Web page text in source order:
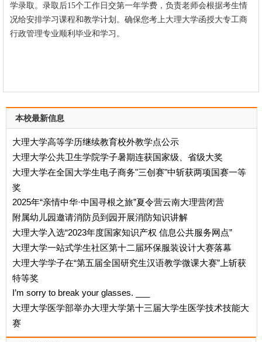
学录取。录取后15个工作日交第一年学费，负责老师会根据考生情
况给安排学习课程和教学计划。确保您考上大理大学函授大专工商
行政管理专业顺利毕业和学习。
本校最新信息
大理大学高等学历继续教育校外教学点公示
大理大学公共卫生学院学子暑期连获国家级、省级大奖
大理大学在全国大学生电子商务"三创赛"中斩获两项国赛一等
奖
2025年“亲情中华·中国寻根之旅”夏令营云南大理营闭营
附属幼儿园邀请消防员到园开展消防知识讲解
大理大学入选“2023年度国家知识产权 信息公共服务网点”
大理大学一站式学生社区第十二届环保服装设计大赛落幕
大理大学学子在“第五届全国研究生汉语教学微课大赛”上斩获
特等奖
I’m sorry to break your glasses. ___
大理大学医学部举办大理大学第十三届大学生医学技术技能大
赛